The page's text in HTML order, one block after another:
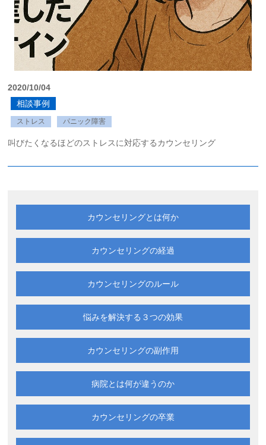
2020/10/04
相談事例
ストレス パニック障害
叫びたくなるほどのストレスに対応するカウンセリング
カウンセリングとは何か
カウンセリングの経過
カウンセリングのルール
悩みを解決する ３つの効果
カウンセリングの副作用
病院とは何が違うのか
カウンセリングの卒業